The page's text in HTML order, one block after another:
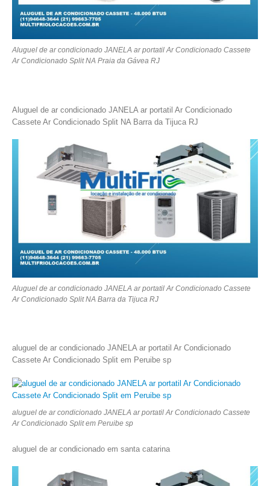
Aluguel de ar condicionado JANELA ar portatil Ar Condicionado Cassete
Ar Condicionado Split NA Praia da Gávea RJ
Aluguel de ar condicionado JANELA ar portatil Ar Condicionado
Cassete Ar Condicionado Split NA Barra da Tijuca RJ
Aluguel de ar condicionado JANELA ar portatil Ar Condicionado Cassete
Ar Condicionado Split NA Barra da Tijuca RJ
aluguel de ar condicionado JANELA ar portatil Ar Condicionado
Cassete Ar Condicionado Split em Peruibe sp
aluguel de ar condicionado JANELA ar portatil Ar Condicionado Cassete
Ar Condicionado Split em Peruibe sp
aluguel de ar condicionado em santa catarina